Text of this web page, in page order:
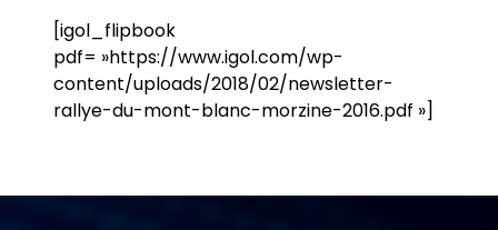
[igol_flipbook
pdf= »https://www.igol.com/wp-
content/uploads/2018/02/newsletter-
rallye-du-mont-blanc-morzine-2016.pdf »]